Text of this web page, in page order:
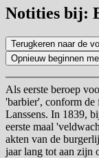
Notities bij:
Als eerste beroep
'barbier', conform de
Lanssens. In 1839,
eerste maal
akten van de
jaar lang tot aan zijn